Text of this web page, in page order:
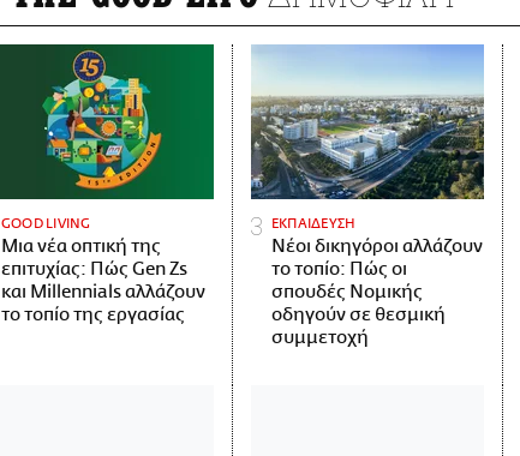
GOOD LIVING
Μια νέα οπτική της
επιτυχίας: Πώς Gen Zs
και Millennials αλλάζουν
το τοπίο της εργασίας
ΕΚΠΑΙΔΕΥΣΗ
Νέοι δικηγόροι αλλάζουν
το τοπίο: Πώς οι
σπουδές Νομικής
οδηγούν σε θεσμική
συμμετοχή